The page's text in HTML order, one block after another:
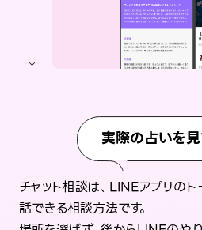
実際の占いを
チャット相談は、LINEアプリの
話できる相談方法です。